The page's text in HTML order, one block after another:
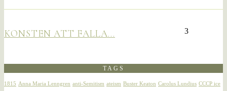
3
KONSTEN ATT FALLA…
TAGS
1815 Anna Maria Lenngren anti-Semitism ateism Buster Keaton Carolus Lundius CCCP ice